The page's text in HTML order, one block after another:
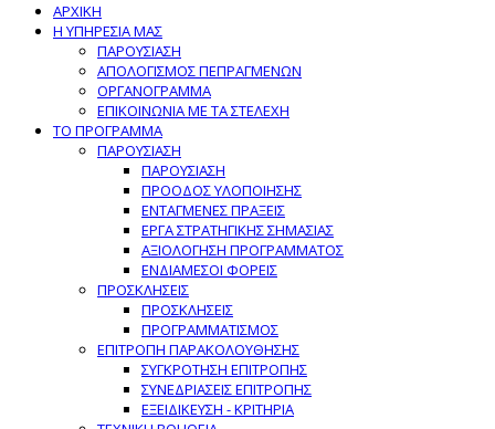
ΑΡΧΙΚΗ
Η ΥΠΗΡΕΣΙΑ ΜΑΣ
ΠΑΡΟΥΣΙΑΣΗ
ΑΠΟΛΟΓΙΣΜΟΣ ΠΕΠΡΑΓΜΕΝΩΝ
ΟΡΓΑΝΟΓΡΑΜΜΑ
ΕΠΙΚΟΙΝΩΝΙΑ ΜΕ ΤΑ ΣΤΕΛΕΧΗ
ΤΟ ΠΡΟΓΡΑΜΜΑ
ΠΑΡΟΥΣΙΑΣΗ
ΠΑΡΟΥΣΙΑΣΗ
ΠΡΟΟΔΟΣ ΥΛΟΠΟΙΗΣΗΣ
ΕΝΤΑΓΜΕΝΕΣ ΠΡΑΞΕΙΣ
ΕΡΓΑ ΣΤΡΑΤΗΓΙΚΗΣ ΣΗΜΑΣΙΑΣ
ΑΞΙΟΛΟΓΗΣΗ ΠΡΟΓΡΑΜΜΑΤΟΣ
ΕΝΔΙΑΜΕΣΟΙ ΦΟΡΕΙΣ
ΠΡΟΣΚΛΗΣΕΙΣ
ΠΡΟΣΚΛΗΣΕΙΣ
ΠΡΟΓΡΑΜΜΑΤΙΣΜΟΣ
ΕΠΙΤΡΟΠΗ ΠΑΡΑΚΟΛΟΥΘΗΣΗΣ
ΣΥΓΚΡΟΤΗΣΗ ΕΠΙΤΡΟΠΗΣ
ΣΥΝΕΔΡΙΑΣΕΙΣ ΕΠΙΤΡΟΠΗΣ
ΕΞΕΙΔΙΚΕΥΣΗ - ΚΡΙΤΗΡΙΑ